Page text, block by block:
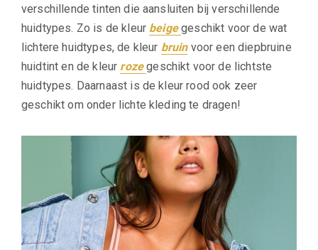
verschillende tinten die aansluiten bij verschillende
huidtypes. Zo is de kleur beigegeschikt voor de wat
lichtere huidtypes, de kleur bruin voor een diepbruine
huidtint en de kleur rozegeschikt voor de lichtste
huidtypes. Daarnaast is de kleur rood ook zeer
geschikt om onder lichte kleding te dragen!